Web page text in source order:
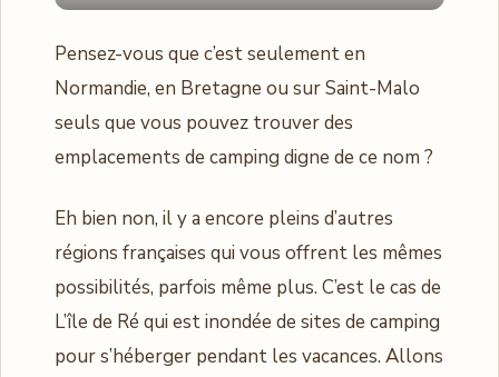
Pensez-vous que c’est seulement en
Normandie, en Bretagne ou sur Saint-Malo
seuls que vous pouvez trouver des
emplacements de camping digne de ce nom ?
Eh bien non, il y a encore pleins d’autres
régions françaises qui vous offrent les mêmes
possibilités, parfois même plus. C’est le cas de
L’île de Ré qui est inondée de sites de camping
pour s’héberger pendant les vacances. Allons